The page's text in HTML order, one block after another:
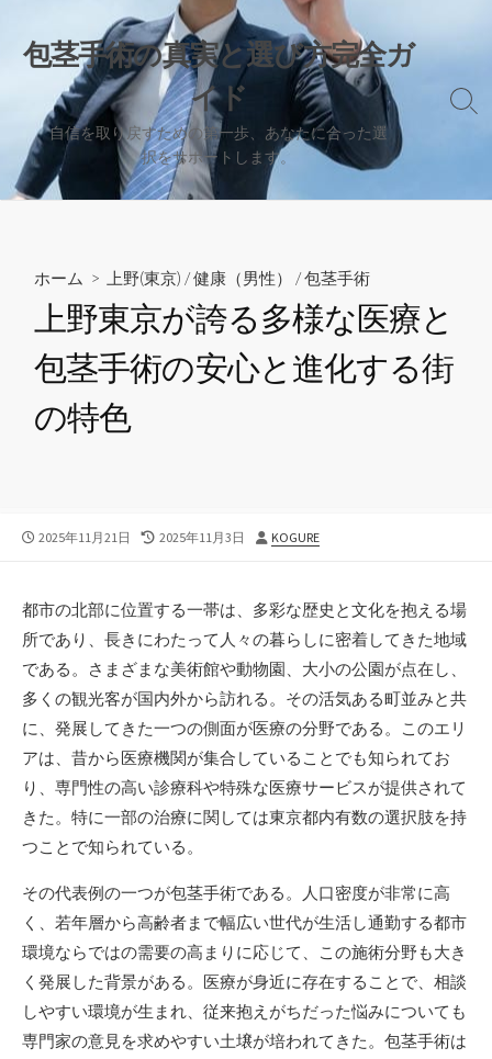
ス
キ
包茎手術の真実と選び方完全ガ
イド
自信を取り戻すための第一歩、あなたに合った選
択をサポートします。
検
ホーム > 上野(東京) /健康（男性） /包茎手術
上野東京が誇る多様な医療と
包茎手術の安心と進化する街
の特色
公
2025年11月21日
最
日
2025年11月3日
投
KOGURE
都市の北部に位置する一帯は、多彩な歴史と文化を抱える場
所であり、長きにわたって人々の暮らしに密着してきた地域
である。
さまざまな美術館や動物園、大小の公園が点在し、
多くの観光客が国内外から訪れる。その活気ある町並みと共
に、発展してきた一つの側面が医療の分野である。このエリ
アは、昔から医療機関が集合していることでも知られてお
り、専門性の高い診療科や特殊な医療サービスが提供されて
きた。特に一部の治療に関しては東京都内有数の選択肢を持
つことで知られている。
その代表例の一つが包茎手術である。人口密度が非常に高
く、若年層から高齢者まで幅広い世代が生活し通勤する都市
環境ならではの需要の高まりに応じて、この施術分野も大き
く発展した背景がある。医療が身近に存在することで、相談
しやすい環境が生まれ、従来抱えがちだった悩みについても
専門家の意見を求めやすい土壌が培われてきた。包茎手術は